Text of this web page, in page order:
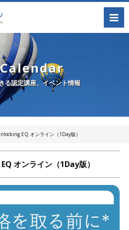
る認定講座、イベント情報
EQ オンライン（1Day版）
オンライン（1Day版）